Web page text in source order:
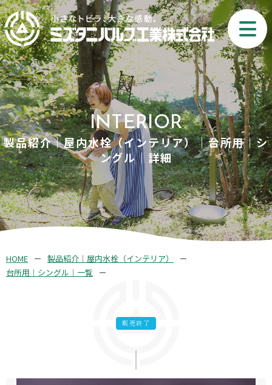
INTERIOR
製品紹介｜屋内水栓（インテリア）｜台所用｜シ
ングル｜詳細
HOME
製品紹介｜屋内水栓（インテリア）
台所用｜シングル｜一覧
販売終了